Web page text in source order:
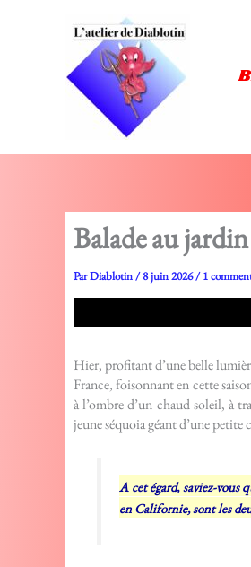
Balade au
ParDiablotin/8 juin 2026/1
Hier, profitant d’une belle
France, foisonnant en cette
à l’ombre d’un chaud soleil, à
jeune séquoia géant d’une petite
A cet égard, saviez-vous
en Californie, sont les